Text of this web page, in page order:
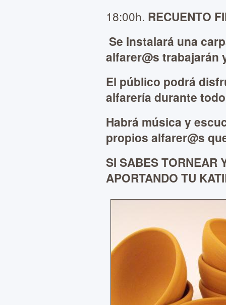
18:00h. RECUENTO
Se instalará una
alfarer@s
El público podrá
alfarería durante
Habrá música y
propios alfarer@s
SI SABES TORNEAR
APORTANDO TU